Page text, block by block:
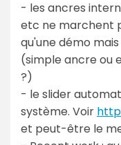
- les ancres
etc ne marchent
qu'une démo
(simple ancre ou
?)
- le slider
système. Voir
et peut-être le